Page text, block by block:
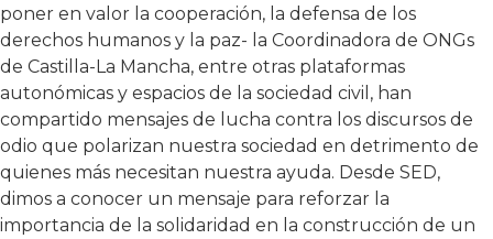
poner en valor la cooperación, la defensa de los
derechos humanos y la paz- la Coordinadora de ONGs
de Castilla-La Mancha, entre otras plataformas
autonómicas y espacios de la sociedad civil, han
compartido mensajes de lucha contra los discursos de
odio que polarizan nuestra sociedad en detrimento de
quienes más necesitan nuestra ayuda. Desde SED,
dimos a conocer un mensaje para reforzar la
importancia de la solidaridad en la construcción de un